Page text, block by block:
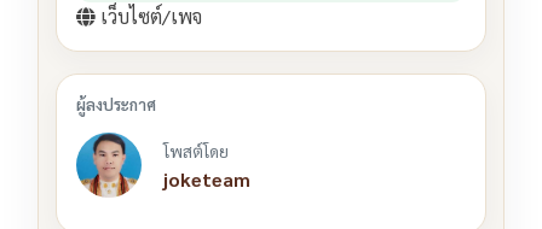
เว็บไซต์/เพจ
โพสต์โดย
joketeam